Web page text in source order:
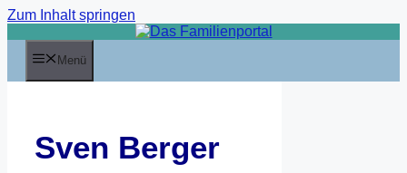
Zum Inhalt springen
Menü
Sven Berger